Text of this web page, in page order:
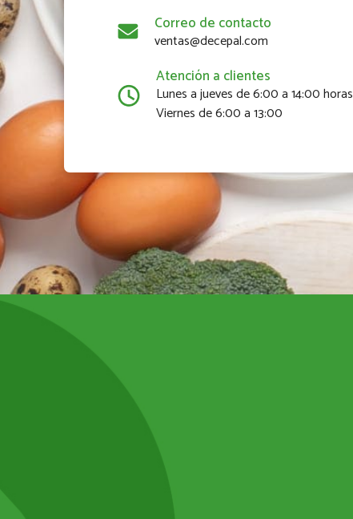
Correo de contacto
ventas@decepal.com
Atención a clientes
Lunes a jueves de 6:00 a 14:00 horas
Viernes de 6:00 a 13:00